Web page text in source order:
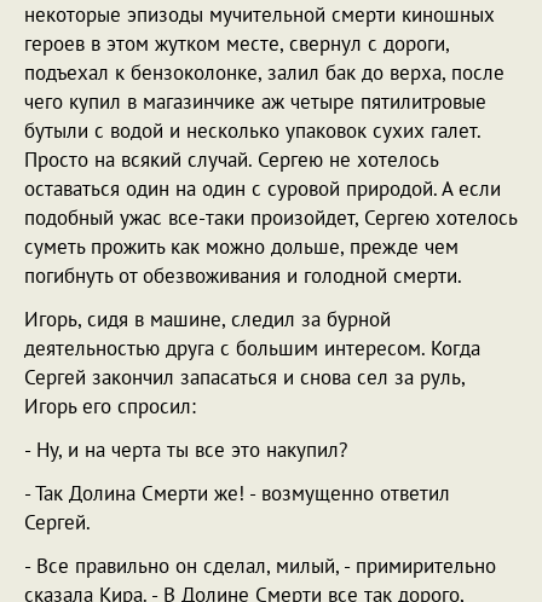
некоторые эпизоды мучительной смерти киношных
героев в этом жутком месте, свернул с дороги,
подъехал к бензоколонке, залил бак до верха, после
чего купил в магазинчике аж четыре пятилитровые
бутыли с водой и несколько упаковок сухих галет.
Просто на всякий случай. Сергею не хотелось
оставаться один на один с суровой природой. А если
подобный ужас все-таки произойдет, Сергею хотелось
суметь прожить как можно дольше, прежде чем
погибнуть от обезвоживания и голодной смерти.
Игорь, сидя в машине, следил за бурной
деятельностью друга с большим интересом. Когда
Сергей закончил запасаться и снова сел за руль,
Игорь его спросил:
- Ну, и на черта ты все это накупил?
- Так Долина Смерти же! - возмущенно ответил
Сергей.
- Все правильно он сделал, милый, - примирительно
сказала Кира. - В Долине Смерти все так дорого,